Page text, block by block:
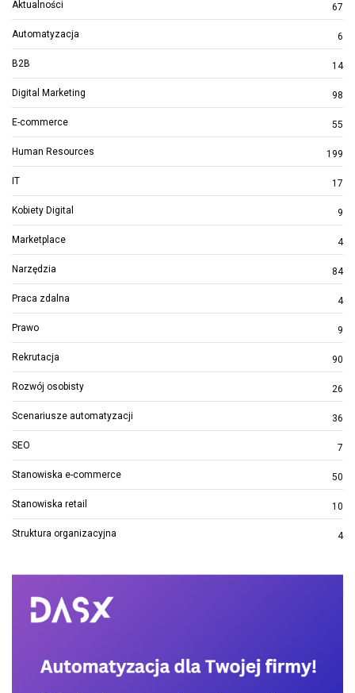
Aktualności 67
Automatyzacja 6
B2B 14
Digital Marketing 98
E-commerce 55
Human Resources 199
IT 17
Kobiety Digital 9
Marketplace 4
Narzędzia 84
Praca zdalna 4
Prawo 9
Rekrutacja 90
Rozwój osobisty 26
Scenariusze automatyzacji 36
SEO 7
Stanowiska e-commerce 50
Stanowiska retail 10
Struktura organizacyjna 4